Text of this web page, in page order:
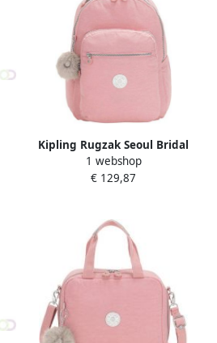
Kipling Rugzak Seoul Bridal
Roze
1 webshop
€ 129,87